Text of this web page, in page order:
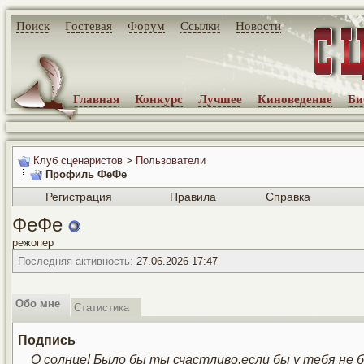
Поиск Гостевая Форум Ссылки Новости
Главная Конкурс Лучшее Киноведение
Клуб сценаристов > Пользователи
Профиль ФеФе
Регистрация Правила Справка
ФеФе
режопер
Последняя активность: 27.06.2026 17:47
Обо мне Статистика
Подпись
О солнце! Было бы ты счастливо,если бы у тебя не